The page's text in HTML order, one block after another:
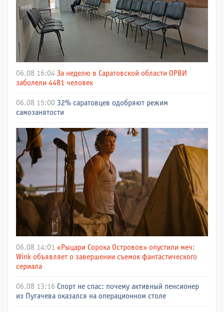
06.08 16:04 За неделю в Саратовской области ОРВИ
заболели 4481 человек
06.08 15:00 32% саратовцев одобряют режим
самозанятости
06.08 14:01 «Рыцари Сорока Островов» опустили меч:
Wink объявляет о завершении съемок фантастического
сериала
06.08 13:16 Спорт не спас: почему активный пенсионер
из Пугачева оказался на операционном столе